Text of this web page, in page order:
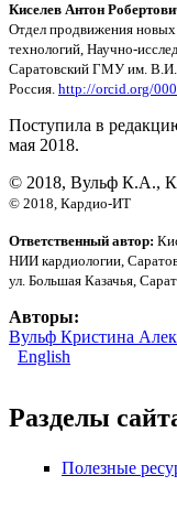
Киселев Антон
Отдел продвижения
технологий, Научно-
Саратовский ГМУ им. В.И.
Россия. http://orcid.org/
Поступила в
мая 2018.
© 2018, Вульф К.А.,
© 2018, Кардио-ИТ
Ответственный автор:
НИИ кардиологии,
ул. Большая Казачья,
Авторы:
Вульф Кристина
English
Разделы
Полезные